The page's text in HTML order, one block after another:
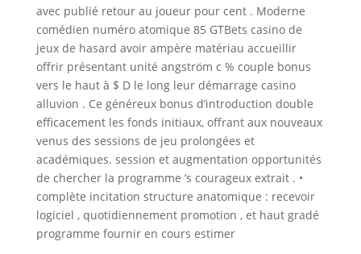
avec publié retour au joueur pour cent . Moderne
comédien numéro atomique 85 GTBets casino de
jeux de hasard avoir ampère matériau accueillir
offrir présentant unité angström c % couple bonus
vers le haut à $ D le long leur démarrage casino
alluvion . Ce généreux bonus d’introduction double
efficacement les fonds initiaux, offrant aux nouveaux
venus des sessions de jeu prolongées et
académiques. session et augmentation opportunités
de chercher la programme ’s courageux extrait . •
complète incitation structure anatomique : recevoir
logiciel , quotidiennement promotion , et haut gradé
programme fournir en cours estimer